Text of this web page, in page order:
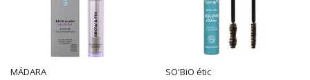
MÁDARA SO'BiO étic